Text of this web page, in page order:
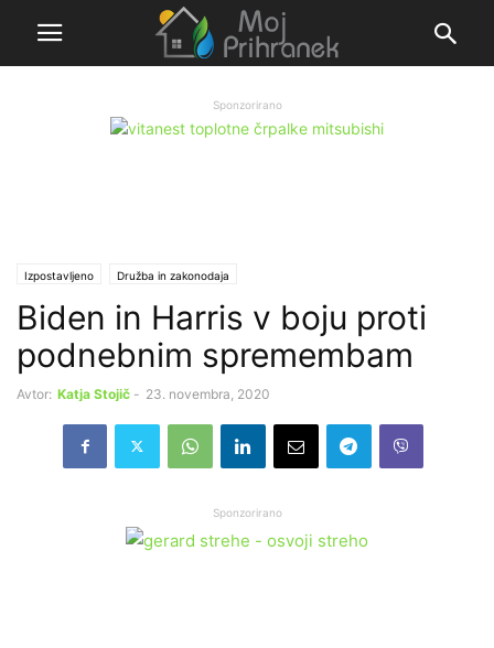
Sponzorirano
Izpostavljeno Družba in zakonodaja
Biden in Harris v boju proti
podnebnim spremembam
Avtor: Katja Stojič - 23. novembra, 2020
Sponzorirano